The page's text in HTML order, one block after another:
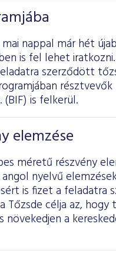
nappal már hét
is fel lehet
szerződött
is felkerül.
elemzése
méretű részvény
nyelvű
is fizet a feladatra
célja az, hogy
a